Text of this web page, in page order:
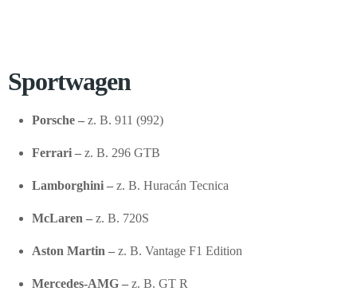
Sportwagen
Porsche – z. B. 911 (992)
Ferrari – z. B. 296 GTB
Lamborghini – z. B. Huracán Tecnica
McLaren – z. B. 720S
Aston Martin – z. B. Vantage F1 Edition
Mercedes-AMG – z. B. GT R